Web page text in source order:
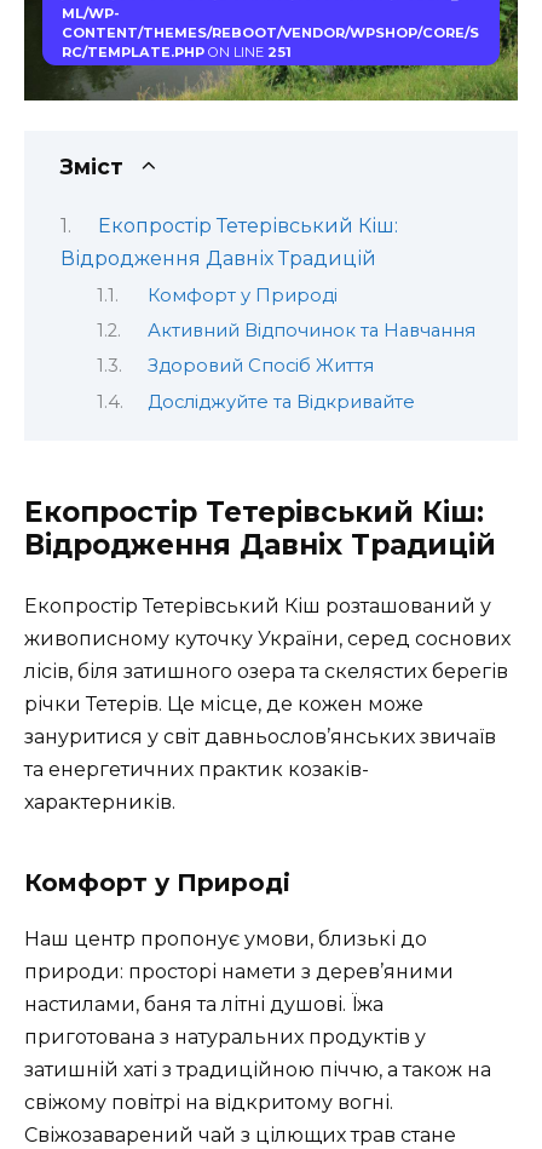
ML/WP-
CONTENT/THEMES/REBOOT/VENDOR/WPSHOP/CORE/S
RC/TEMPLATE.PHPON LINE 251
Зміст
Екопростір Тетерівський Кіш:
Відродження Давніх Традицій
Комфорт у Природі
Активний Відпочинок та Навчання
Здоровий Спосіб Життя
Досліджуйте та Відкривайте
Екопростір Тетерівський Кіш:
Відродження Давніх Традицій
Екопростір Тетерівський Кіш розташований у
живописному куточку України, серед соснових
лісів, біля затишного озера та скелястих берегів
річки Тетерів. Це місце, де кожен може
зануритися у світ давньослов’янських звичаїв
та енергетичних практик козаків-
характерників.
Комфорт у Природі
Наш центр пропонує умови, близькі до
природи: просторі намети з дерев’яними
настилами, баня та літні душові. Їжа
приготована з натуральних продуктів у
затишній хаті з традиційною піччю, а також на
свіжому повітрі на відкритому вогні.
Свіжозаварений чай з цілющих трав стане